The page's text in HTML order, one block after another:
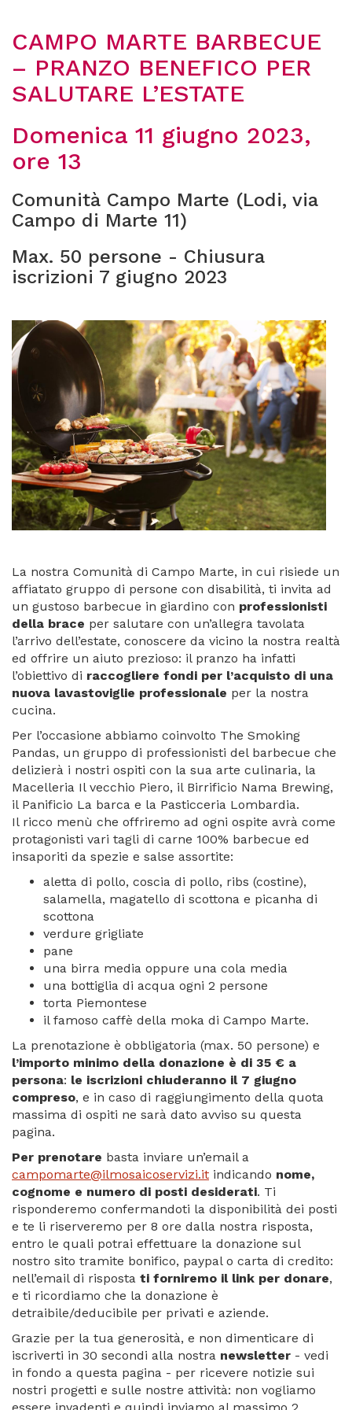
CAMPO MARTE BARBECUE
– PRANZO BENEFICO PER
SALUTARE L’ESTATE
Domenica 11 giugno 2023,
ore 13
Comunità Campo Marte (Lodi, via
Campo di Marte 11)
Max. 50 persone - Chiusura
iscrizioni 7 giugno 2023
La nostra Comunità di Campo Marte, in cui risiede un
affiatato gruppo di persone con disabilità, ti invita ad
un gustoso barbecue in giardino con professionisti
della brace per salutare con un’allegra tavolata
l’arrivo dell’estate, conoscere da vicino la nostra realtà
ed offrire un aiuto prezioso: il pranzo ha infatti
l’obiettivo di raccogliere fondi per l’acquisto di una
nuova lavastoviglie professionale per la nostra
cucina.
Per l’occasione abbiamo coinvolto The Smoking
Pandas, un gruppo di professionisti del barbecue che
delizierà i nostri ospiti con la sua arte culinaria, la
Macelleria Il vecchio Piero, il Birrificio Nama Brewing,
il Panificio La barca e la Pasticceria Lombardia.
Il ricco menù che offriremo ad ogni ospite avrà come
protagonisti vari tagli di carne 100% barbecue ed
insaporiti da spezie e salse assortite:
aletta di pollo, coscia di pollo, ribs (costine),
salamella, magatello di scottona e picanha di
scottona
verdure grigliate
pane
una birra media oppure una cola media
una bottiglia di acqua ogni 2 persone
torta Piemontese
il famoso caffè della moka di Campo Marte.
La prenotazione è obbligatoria (max. 50 persone) e
l’importo minimo della donazione è di 35 € a
persona: le iscrizioni chiuderanno il 7 giugno
compreso, e in caso di raggiungimento della quota
massima di ospiti ne sarà dato avviso su questa
pagina.
Per prenotare basta inviare un’email a
campomarte@ilmosaicoservizi.it indicando nome,
cognome e numero di posti desiderati. Ti
risponderemo confermandoti la disponibilità dei posti
e te li riserveremo per 8 ore dalla nostra risposta,
entro le quali potrai effettuare la donazione sul
nostro sito tramite bonifico, paypal o carta di credito:
nell’email di risposta ti forniremo il link per donare,
e ti ricordiamo che la donazione è
detraibile/deducibile per privati e aziende.
Grazie per la tua generosità, e non dimenticare di
iscriverti in 30 secondi alla nostra newsletter - vedi
in fondo a questa pagina - per ricevere notizie sui
nostri progetti e sulle nostre attività: non vogliamo
essere invadenti e quindi inviamo al massimo 2